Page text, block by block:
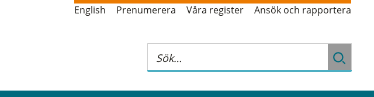
English Prenumerera Våra register Ansök och rapportera